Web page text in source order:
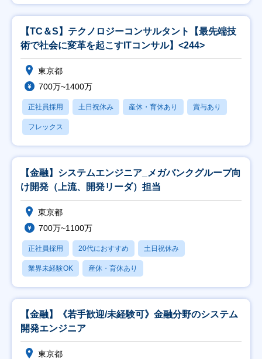
【TC＆S】テクノロジーコンサルタント【最先端技
術で社会に変革を起こすITコンサル】<244>
東京都
700万~1400万
正社員採用 土日祝休み 産休・育休あり 賞与あり
フレックス
【金融】システムエンジニア_メガバンクグループ向
け開発（上流、開発リーダ）担当
東京都
700万~1100万
正社員採用 20代におすすめ 土日祝休み
業界未経験OK 産休・育休あり
【金融】《若手歓迎/未経験可》金融分野のシステム
開発エンジニア
東京都